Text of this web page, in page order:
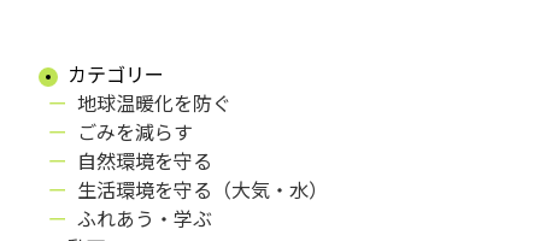
カテゴリー
地球温暖化を防ぐ
ごみを減らす
自然環境を守る
生活環境を守る（大気・水）
ふれあう・学ぶ